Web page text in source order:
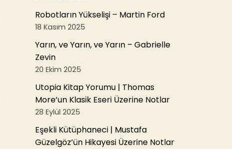
Robotların Yükselişi – Martin Ford
18 Kasım 2025
Yarın, ve Yarın, ve Yarın – Gabrielle
Zevin
20 Ekim 2025
Utopia Kitap Yorumu | Thomas
More’un Klasik Eseri Üzerine Notlar
28 Eylül 2025
Eşekli Kütüphaneci | Mustafa
Güzelgöz’ün Hikayesi Üzerine Notlar